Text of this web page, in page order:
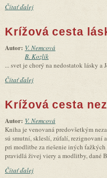
Čítať ďalej
Krížová cesta
Autor: V. Nemcová
B. Kozlík
... svet je chorý na nedostatok lásky a
Čítať ďalej
Krížová cesta
Autor: V. Nemcová
Kniha je venovaná predovšetkým
sú smutní, skleslí, zúfalí, rezignovaní
pri modlitbe za riešenie iných
pravidlá živej viery a modlitby, dané
Čítať ďalej